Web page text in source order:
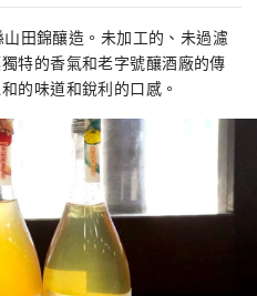
田錦釀造。未加工的、未過濾
特的香氣和老字號釀酒廠的傳
的味道和銳利的口感。